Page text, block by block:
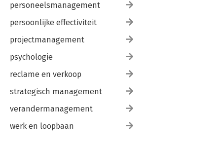
personeelsmanagement
persoonlijke effectiviteit
projectmanagement
psychologie
reclame en verkoop
strategisch management
verandermanagement
werk en loopbaan